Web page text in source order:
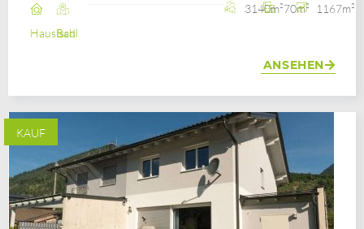
HausBad Ischl
3140m²70m² 1167m²
ANSEHEN
KAUF